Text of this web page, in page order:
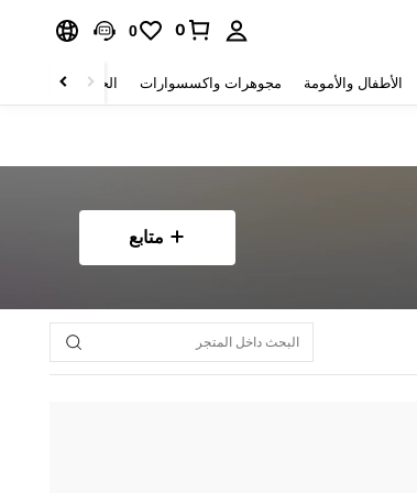
0
0
الأطفال والأمومة مجوهرات واكسسوارات الحقائب والأمتعة
متابع